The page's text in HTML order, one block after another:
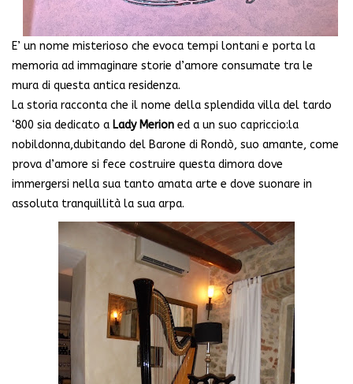
E’ un nome misterioso che evoca tempi lontani e porta la
memoria ad immaginare storie d’amore consumate tra le
mura di questa antica residenza.
La storia racconta che il nome della splendida villa del tardo
‘800 sia dedicato a Lady Merion ed a un suo capriccio:la
nobildonna,dubitando del Barone di Rondò, suo amante, come
prova d’amore si fece costruire questa dimora dove
immergersi nella sua tanto amata arte e dove suonare in
assoluta tranquillità la sua arpa.